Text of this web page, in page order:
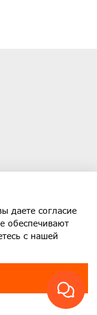
даете согласие
обеспечивают
с нашей